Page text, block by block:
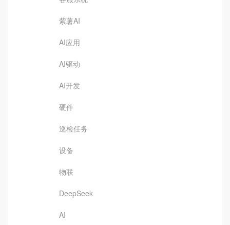
紫薯AI
AI应用
AI驱动
AI开发
硬件
巡检任务
设备
物联
DeepSeek
AI